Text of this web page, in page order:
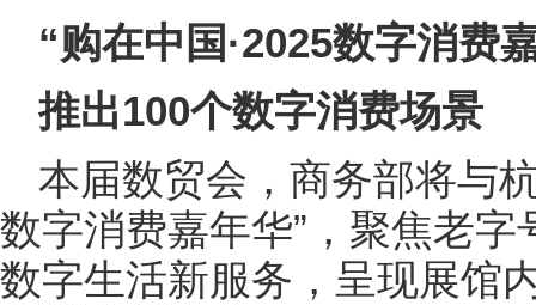
“购在中国·2025数字消费
推出100个数字消费场景
本届数贸会，商务部将与
数字消费嘉年华”，聚焦老
数字生活新服务，呈现展馆